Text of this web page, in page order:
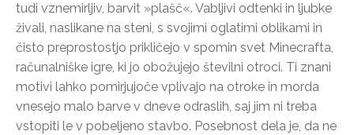
tudi vznemirljiv, barvit »plašč«. Vabljivi odtenki in ljubke
živali, naslikane na steni, s svojimi oglatimi oblikami in
čisto preprostostjo prikličejo v spomin svet Minecrafta,
računalniške igre, ki jo obožujejo številni otroci. Ti znani
motivi lahko pomirjujoče vplivajo na otroke in morda
vnesejo malo barve v dneve odraslih, saj jim ni treba
vstopiti le v pobeljeno stavbo. Posebnost dela je, da ne